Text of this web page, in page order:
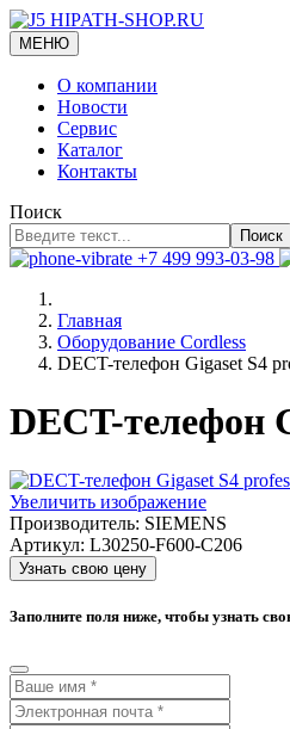
МЕНЮ
О компании
Новости
Сервис
Каталог
Контакты
Поиск
Поиск
+7 499 993-03-98
Главная
Оборудование Cordless
DECT-телефон Gigaset S4
DECT-телефон
Увеличить изображение
Производитель: SIEMENS
Артикул: L30250-F600-C206
Узнать свою цену
Заполните поля ниже, чтобы узнать